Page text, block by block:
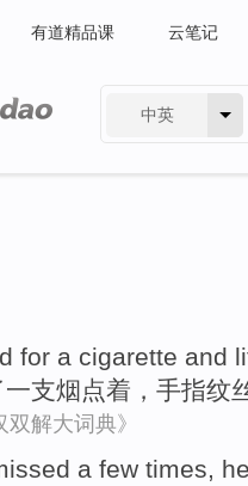
有道精品课 云笔记
中英
for a cigarette and
一支烟点着， 手指纹
双解大词典》
a few times,